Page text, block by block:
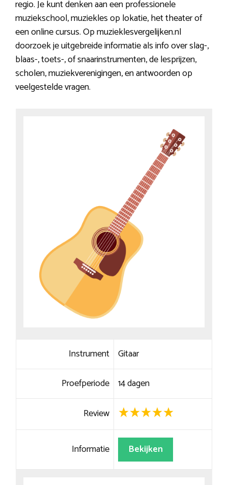
regio. Je kunt denken aan een professionele
muziekschool, muziekles op lokatie, het theater of
een online cursus. Op muzieklesvergelijken.nl
doorzoek je uitgebreide informatie als info over slag-,
blaas-, toets-, of snaarinstrumenten, de lesprijzen,
scholen, muziekverenigingen, en antwoorden op
veelgestelde vragen.
Instrument Gitaar
Proefperiode 14 dagen
Review
Informatie Bekijken